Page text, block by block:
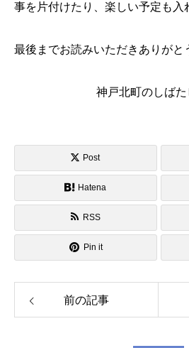
事を片付けたり、楽しい予定も入
最後までお読みいただきありがと
神戸北町のしば
Post
Hatena
RSS
Pin it
前の記事